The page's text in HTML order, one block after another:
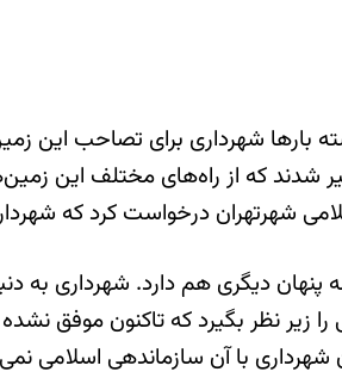
بارها شهرداری برای تصاحب این
شهرتهران درخواست کرد که
زیر نظر بگیرد که تاکنون موفق
با آن سازماندهی اسلامی